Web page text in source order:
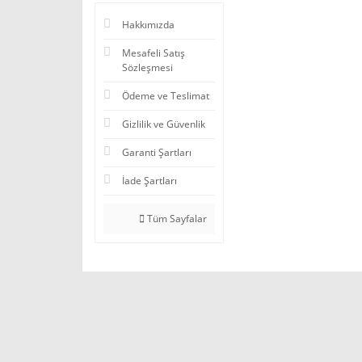
Hakkımızda
Mesafeli Satış
Sözleşmesi
Ödeme ve Teslimat
Gizlilik ve Güvenlik
Garanti Şartları
İade Şartları
Tüm Sayfalar